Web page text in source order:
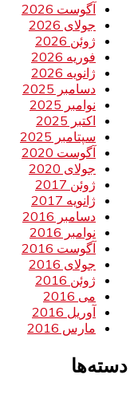
آگوست 2026
جولای 2026
ژوئن 2026
فوریه 2026
ژانویه 2026
دسامبر 2025
نوامبر 2025
اکتبر 2025
سپتامبر 2025
آگوست 2020
جولای 2020
ژوئن 2017
ژانویه 2017
دسامبر 2016
نوامبر 2016
آگوست 2016
جولای 2016
ژوئن 2016
می 2016
آوریل 2016
مارس 2016
دسته‌ها